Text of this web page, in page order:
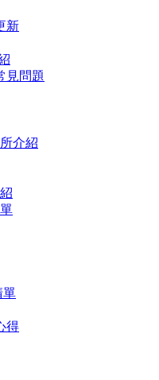
新
見問題
介紹
單
得